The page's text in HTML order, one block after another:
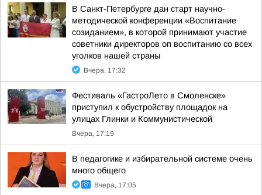
В Санкт-Петербурге дан старт научно-
методической конференции «Воспитание
созиданием», в которой принимают участие
советники директоров оп воспитанию со всех
уголков нашей страны
Вчера, 17:32
Фестиваль «ГастроЛето в Смоленске»
приступил к обустройству площадок на
улицах Глинки и Коммунистической
Вчера, 17:19
В педагогике и избирательной системе очень
много общего
Вчера, 17:05